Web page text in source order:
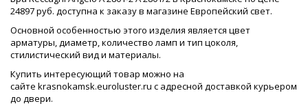
24897 руб. доступна к заказу в магазине Европейский свет.
Основной особенностью этого изделия является цвет
арматуры, диаметр, количество ламп и тип цоколя,
стилистический вид и материалы.
Купить интересующий товар можно на
сайте krasnokamsk.euroluster.ru с адресной доставкой курьером
до двери.